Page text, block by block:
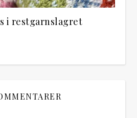
i restgarnslagret